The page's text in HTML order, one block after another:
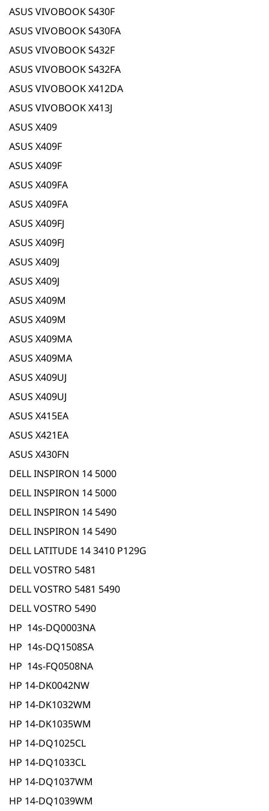
ASUS VIVOBOOK S430F
ASUS VIVOBOOK S430FA
ASUS VIVOBOOK S432F
ASUS VIVOBOOK S432FA
ASUS VIVOBOOK X412DA
ASUS VIVOBOOK X413J
ASUS X409
ASUS X409F
ASUS X409F
ASUS X409FA
ASUS X409FA
ASUS X409FJ
ASUS X409FJ
ASUS X409J
ASUS X409J
ASUS X409M
ASUS X409M
ASUS X409MA
ASUS X409MA
ASUS X409UJ
ASUS X409UJ
ASUS X415EA
ASUS X421EA
ASUS X430FN
DELL INSPIRON 14 5000
DELL INSPIRON 14 5000
DELL INSPIRON 14 5490
DELL INSPIRON 14 5490
DELL LATITUDE 14 3410 P129G
DELL VOSTRO 5481
DELL VOSTRO 5481 5490
DELL VOSTRO 5490
HP 14s-DQ0003NA
HP 14s-DQ1508SA
HP 14s-FQ0508NA
HP 14-DK0042NW
HP 14-DK1032WM
HP 14-DK1035WM
HP 14-DQ1025CL
HP 14-DQ1033CL
HP 14-DQ1037WM
HP 14-DQ1039WM